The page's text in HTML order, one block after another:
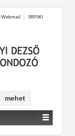
Webmail
SRPSKI